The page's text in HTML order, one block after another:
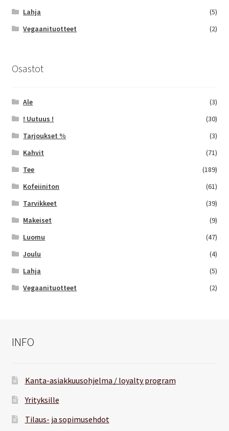
Lahja
(5)
Vegaanituotteet
(2)
Osastot
Ale
(3)
! Uutuus !
(30)
Tarjoukset %
(3)
Kahvit
(71)
Tee
(189)
Kofeiiniton
(61)
Tarvikkeet
(39)
Makeiset
(9)
Luomu
(47)
Joulu
(4)
Lahja
(5)
Vegaanituotteet
(2)
INFO
Kanta-asiakkuusohjelma / loyalty program
Yrityksille
Tilaus- ja sopimusehdot